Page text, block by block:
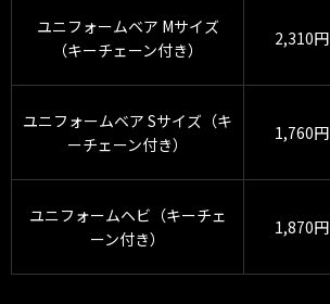
ユニフォームベア Mサイズ
（キーチェーン付き）
2,310円
ユニフォームベア Sサイズ（キ
ーチェーン付き）
1,760円
ユニフォームヘビ（キーチェ
ーン付き）
1,870円